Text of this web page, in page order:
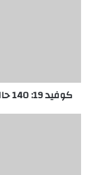
كوفيد 19: 140 حالة جديدة، 09 حالات شفاء، ووفاة واحدة